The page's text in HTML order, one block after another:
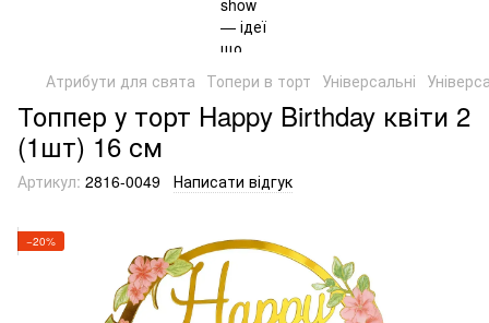
Атрибути для свята Топери в торт Універсальні
Топпер у торт Happy Birthday квіти 2
(1шт) 16 см
Артикул: 2816-0049 Написати відгук
−20%